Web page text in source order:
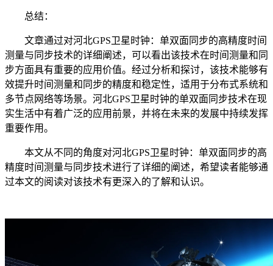
总结：
文章通过对河北GPS卫星时钟：单双面同步的高精度时间
测量与同步技术的详细阐述，可以看出该技术在时间测量和同
步方面具有重要的应用价值。经过分析和探讨，该技术能够有
效提升时间测量和同步的精度和稳定性，适用于分布式系统和
多节点网络等场景。河北GPS卫星时钟的单双面同步技术在现
实生活中有着广泛的应用前景，并将在未来的发展中持续发挥
重要作用。
本文从不同的角度对河北GPS卫星时钟：单双面同步的高
精度时间测量与同步技术进行了详细的阐述，希望读者能够通
过本文的阅读对该技术有更深入的了解和认识。